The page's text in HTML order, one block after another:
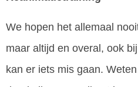
We hopen het allemaal
maar altijd en overal, ook
kan er iets mis gaan.